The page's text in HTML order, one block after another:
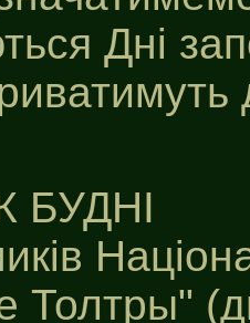
Дні
БУДНІ
Толтры"